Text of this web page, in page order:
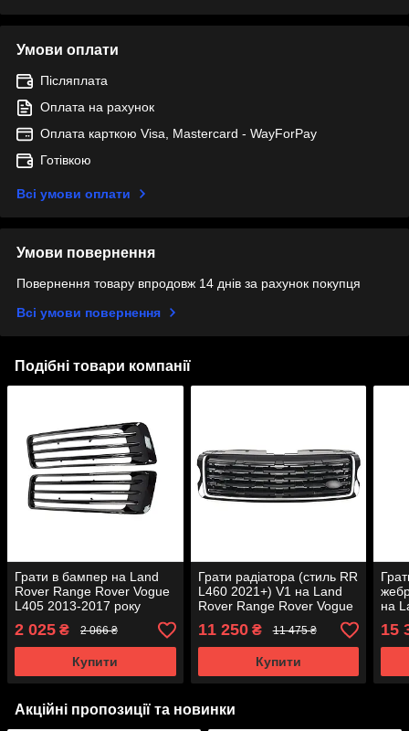
Умови оплати
Післяплата
Оплата на рахунок
Оплата карткою Visa, Mastercard - WayForPay
Готівкою
Всі умови оплати
Умови повернення
Повернення товару впродовж 14 днів за рахунок покупця
Всі умови повернення
Подібні товари компанії
Грати в бампер на Land
Rover Range Rover Vogue
L405 2013-2017 року
2 025 ₴ 2 066 ₴
Купити
Грати радіатора (стиль RR
L460 2021+) V1 на Land
Rover Range Rover Vogue
L405 2013-2017 року
11 250₴ 11 475 ₴
Купити
на
15
Акційні пропозиції та новинки